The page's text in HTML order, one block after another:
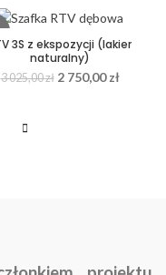
3S z ekspozycji (lakier
naturalny)
3 025,00zł 2 750,00zł